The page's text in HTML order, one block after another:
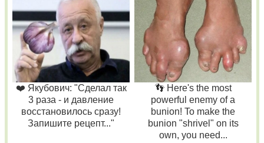
❤️ Якубович: "Сделал так
3 раза - и давление
восстановилось сразу!
Запишите рецепт..."
👣 Here's the most
powerful enemy of a
bunion! To make the
bunion "shrivel" on its
own, you need...